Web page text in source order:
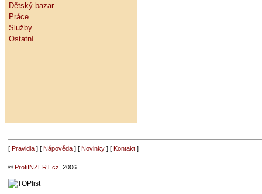
Dětský bazar
Práce
Služby
Ostatní
[ Pravidla] [ Nápověda] [ Novinky] [ Kontakt]
© ProfiINZERT.cz , 2006